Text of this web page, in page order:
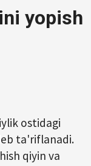
yopish
ostidagi
ta'riflanadi.
qiyin va